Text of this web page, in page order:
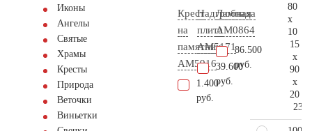
Иконы
Ангелы
Святые
Храмы
Кресты
Природа
Веточки
Виньетки
Крест
на
памятник
AM5916
1.400
руб.
Надгробная
плита
AM5171
39.600
руб.
Лампада
AM0864
86.500
руб.
80
x
10
15
x
90
x
20